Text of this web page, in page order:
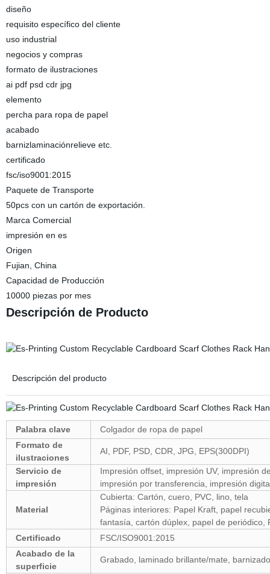
diseño
requisito específico del cliente
uso industrial
negocios y compras
formato de ilustraciones
ai pdf psd cdr jpg
elemento
percha para ropa de papel
acabado
barnizlaminaciónrelieve etc.
certificado
fsc/iso9001:2015
Paquete de Transporte
50pcs con un cartón de exportación.
Marca Comercial
impresión en es
Origen
Fujian, China
Capacidad de Producción
10000 piezas por mes
Descripción de Producto
Descripción del producto
Palabra clave
Colgador de ropa de papel
Formato de
ilustraciones
AI, PDF, PSD, CDR, JPG, EPS(300DPI)
Servicio de
impresión
Impresión offset, impresión UV, impresión
impresión por transferencia,
impresión
Material
Cubierta: Cartón, cuero, PVC, lino, tela
Páginas interiores: Papel Kraft, papel
fantasía, cartón dúplex, papel de periódico,
Certificado
FSC/ISO9001:2015
Acabado de la
superficie
Grabado, laminado brillante/mate,